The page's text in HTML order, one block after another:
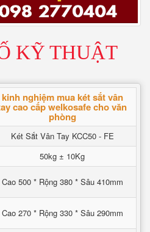
KỸ THUẬT
kinh nghiệm mua két sắt vân
cao cấp welkosafe cho văn
phòng
Két Sắt Vân Tay KCC50 - FE
50kg ± 10Kg
Cao 500 * Rộng 380 * Sâu 410mm
Cao 270 * Rộng 330 * Sâu 290mm